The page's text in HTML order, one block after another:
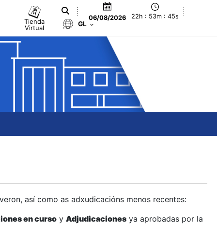
Tienda
Virtual
06/08/2026 22h : 53m : 46s
GL
así como as adxudicacións menos recentes:
en curso y Adjudicaciones ya aprobadas por la